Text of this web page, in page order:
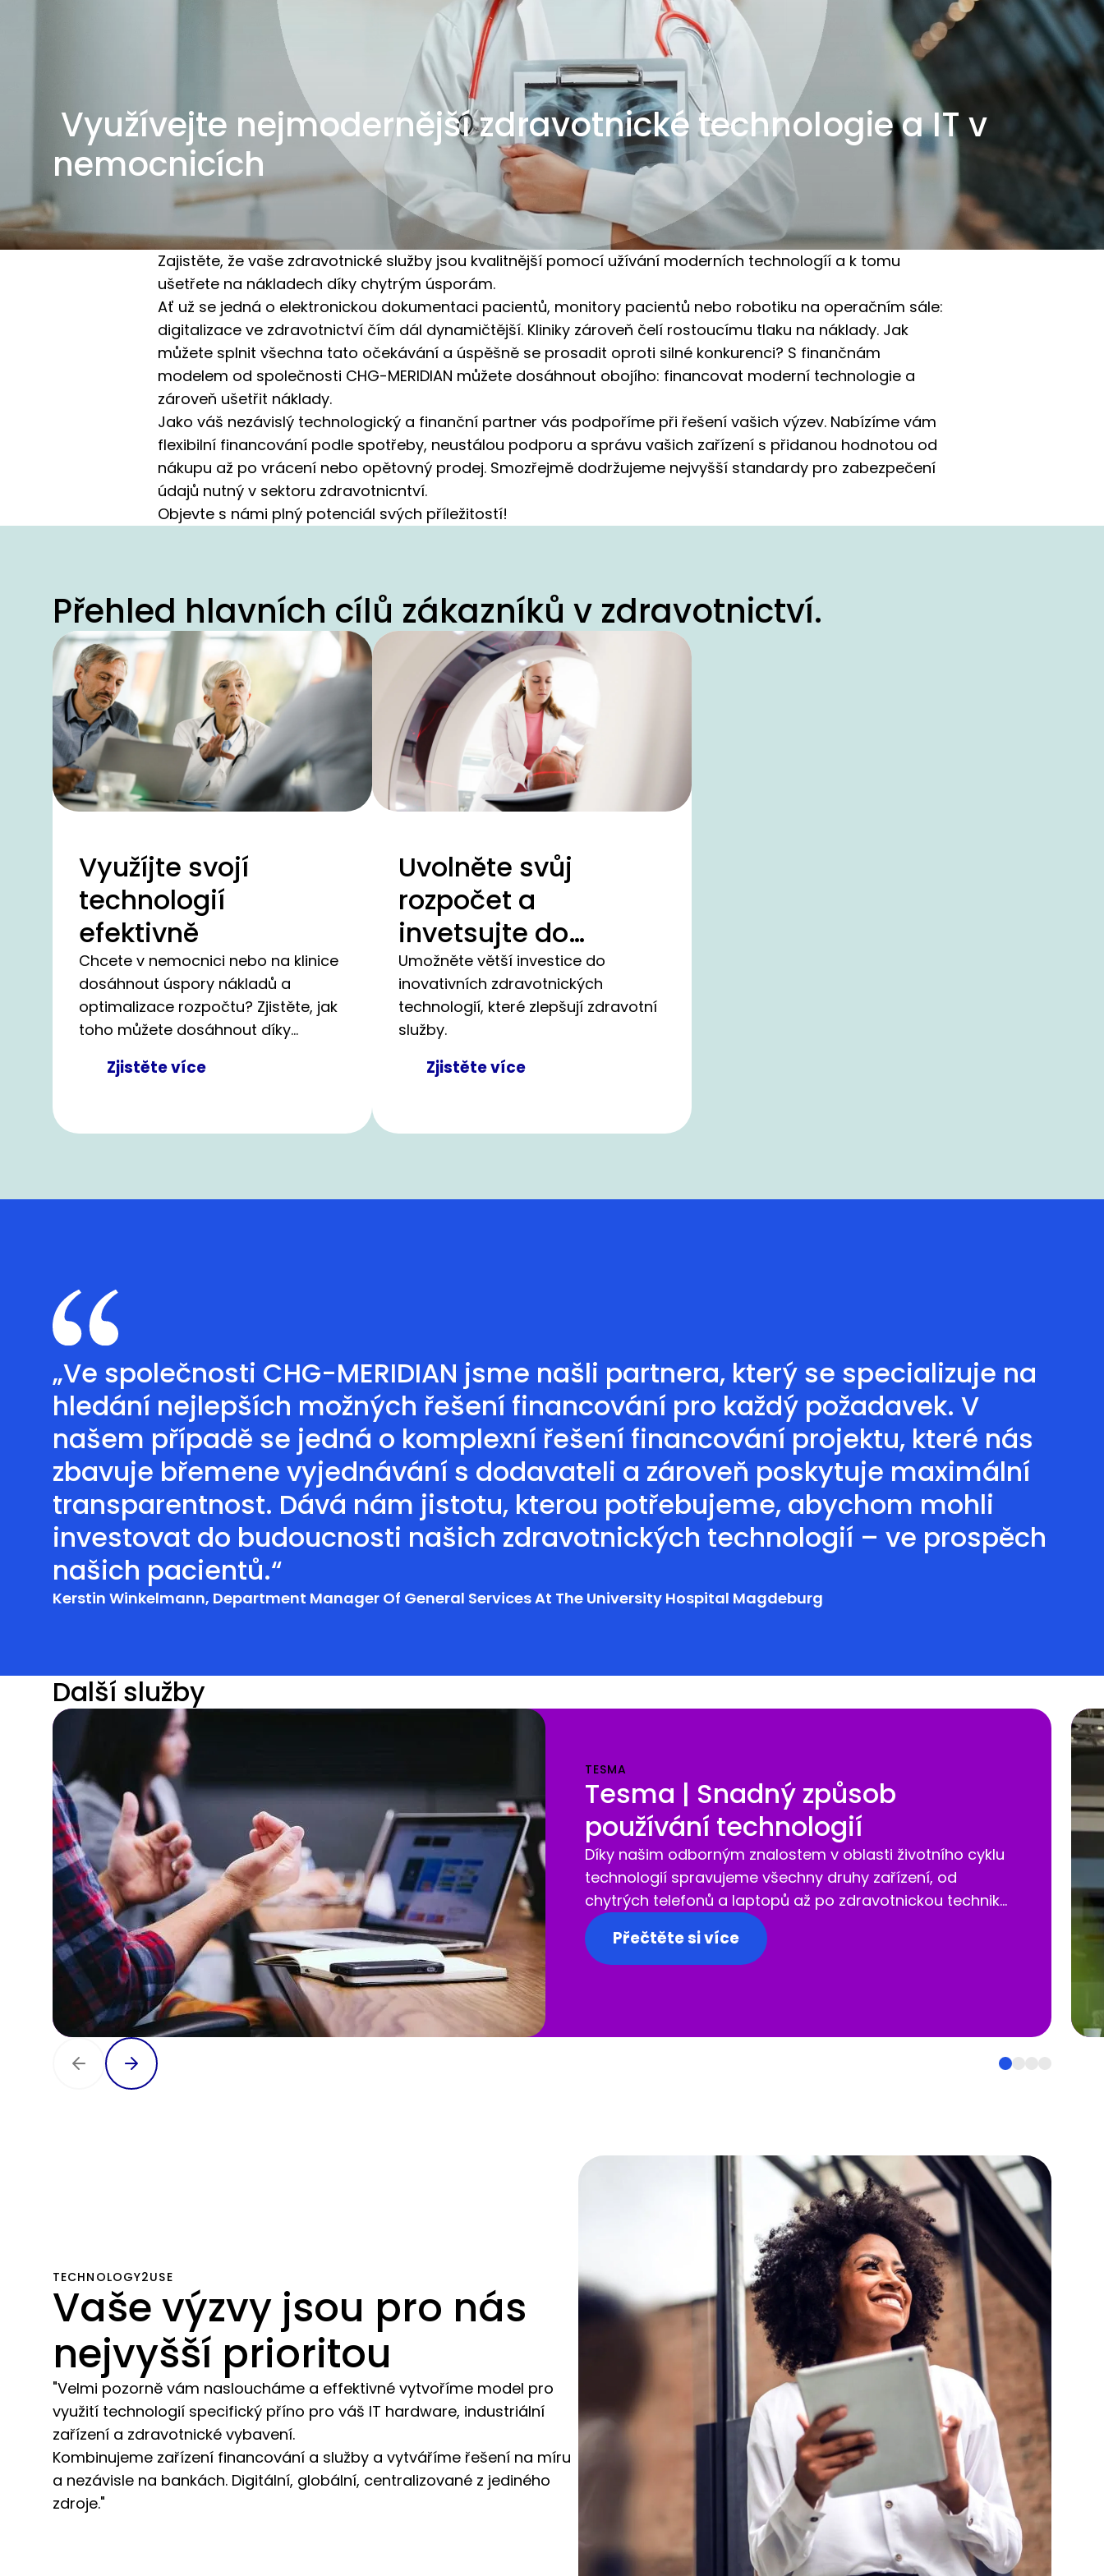
Využívejte nejmodernější zdravotnické technologie a IT v
nemocnicích
Zajistěte, že vaše zdravotnické služby jsou kvalitnější pomocí užívání moderních technologíí a k tomu
ušetřete na nákladech díky chytrým úsporám.
Ať už se jedná o elektronickou dokumentaci pacientů, monitory pacientů nebo robotiku na operačním sále:
digitalizace ve zdravotnictví čím dál dynamičtější. Kliniky zároveň čelí rostoucímu tlaku na náklady. Jak
můžete splnit všechna tato očekávání a úspěšně se prosadit oproti silné konkurenci? S finančnám
modelem od společnosti CHG-MERIDIAN můžete dosáhnout obojího: financovat moderní technologie a
zároveň ušetřit náklady.
Jako váš nezávislý technologický a finanční partner vás podpoříme při řešení vašich výzev. Nabízíme vám
flexibilní financování podle spotřeby, neustálou podporu a správu vašich zařízení s přidanou hodnotou od
nákupu až po vrácení nebo opětovný prodej. Smozřejmě dodržujeme nejvyšší standardy pro zabezpečení
údajů nutný v sektoru zdravotnicntví.
Objevte s námi plný potenciál svých příležitostí!
Přehled hlavních cílů zákazníků v zdravotnictví.
Využíjte svojí
technologií
efektivně
Chcete v nemocnici nebo na klinice
dosáhnout úspory nákladů a
optimalizace rozpočtu? Zjistěte, jak
toho můžete dosáhnout díky
Zjistěte více
Uvolněte svůj
rozpočet a
invetsujte do
nejmodernějších
zdravotnických
zařízení pro vaší
kliniku.
Umožněte větší investice do
inovativních zdravotnických
technologií, které zlepšují zdravotní
služby.
Zjistěte více
„Ve společnosti CHG-MERIDIAN jsme našli partnera, který se specializuje na
hledání nejlepších možných řešení financování pro každý požadavek. V
našem případě se jedná o komplexní řešení financování projektu, které nás
zbavuje břemene vyjednávání s dodavateli a zároveň poskytuje maximální
transparentnost. Dává nám jistotu, kterou potřebujeme, abychom mohli
investovat do budoucnosti našich zdravotnických technologií – ve prospěch
našich pacientů.“
Kerstin Winkelmann, Department Manager Of General Services At The University Hospital Magdeburg
Další služby
TESMA
Tesma | Snadný způsob
používání technologií
Díky našim odborným znalostem v oblasti životního cyklu
technologií spravujeme všechny druhy zařízení, od
chytrých telefonů a laptopů až po zdravotnickou techniku
a vysokozdvižné vozíky. tesma je platforma,
prostřednictvím které realizujeme naše obchodní
koncepty na míru, čímž snižujeme vaše náklady a
jednoduché, pohodlné a bez papírů.
Přečtěte si více
TECHNOLOGY2USE
Vaše výzvy jsou pro nás
nejvyšší prioritou
"Velmi pozorně vám nasloucháme a effektivné vytvoříme model pro
využití technologií specifický příno pro váš IT hardware, industriální
zařízení a zdravotnické vybavení.
Kombinujeme zařízení financování a služby a vytváříme řešení na míru
a nezávisle na bankách. Digitální, globální, centralizované z jediného
zdroje."